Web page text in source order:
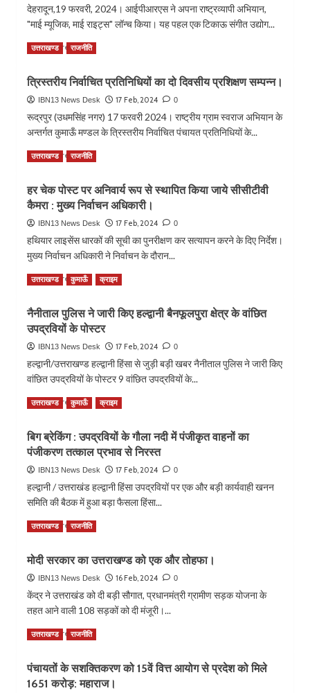
की
जन्मतिथि
में
रामलला
के
दर्शन
देहरादून,19 फरवरी, 2024। आईपीआरएस ने अपना राष्ट्रव्यापी अभियान,
"माई म्यूजिक, माई राइट्स" लॉन्च किया। यह पहल एक टिकाऊ संगीत उद्योग...
Read MoreRead
आईपीआरएस
ने
“माय
म्यूजिक,
माय
राइट्स”
अभियान
शुरू
।
उत्तराखण्ड राजनीति
त्रिस्तरीय निर्वाचित प्रतिनिधियों का दो दिवसीय प्रशिक्षण सम्पन्न।
IBN13 News Desk 17 Feb, 2024 0
रूद्रपुर (उधमसिंह नगर) 17 फरवरी 2024। राष्ट्रीय ग्राम स्वराज अभियान के
अन्तर्गत कुमाऊँ मण्डल के त्रिस्तरीय निर्वाचित पंचायत प्रतिनिधियों के...
Read MoreRead
त्रिस्तरीय
निर्वाचित
प्रतिनिधियों
दो
दिवसीय
प्रशिक्षण
सम्पन्न।
उत्तराखण्ड राजनीति
हर चेक पोस्ट पर अनिवार्य रूप से स्थापित किया जाये सीसीटीवी
कैमरा : मुख्य निर्वाचन अधिकारी।
IBN13 News Desk 17 Feb, 2024 0
हथियार लाइसेंस धारकों की सूची का पुनरीक्षण कर सत्यापन करने के दिए निर्देश।
मुख्य निर्वाचन अधिकारी ने निर्वाचन के दौरान...
Read MoreRead
हर
चेक
पोस्ट
अनिवार्य
रूप
से
स्थापित
जाये
सीसीटीवी
:
मुख्य
निर्वाचन
उत्तराखण्ड कुमाऊँ क्राइम
नैनीताल पुलिस ने जारी किए हल्द्वानी बैनफूलपुरा क्षेत्र के वांछित
उपद्रवियों के पोस्टर
IBN13 News Desk 17 Feb, 2024 0
हल्द्वानी/उत्तराखण्ड हल्द्वानी हिंसा से जुड़ी बड़ी खबर नैनीताल पुलिस ने जारी किए
वांछित उपद्रवियों के पोस्टर 9 वांछित उपद्रवियों के...
Read MoreRead
नैनीताल
पुलिस
किए
हल्द्वानी
बैनफूलपुरा
क्षेत्र
वांछित
के
पोस्टर
उत्तराखण्ड कुमाऊँ क्राइम
बिग ब्रेकिंग : उपद्रवियों के गौला नदी में पंजीकृत वाहनों का
पंजीकरण तत्काल प्रभाव से निरस्त
IBN13 News Desk 17 Feb, 2024 0
हल्द्वानी / उत्तराखंड हल्द्वानी हिंसा उपद्रवियों पर एक और बड़ी कार्यवाही खनन
समिति की बैठक में हुआ बड़ा फैसला हिंसा...
Read MoreRead
बिग
ब्रेकिंग
उपद्रवियों
के
गौला
नदी
पंजीकृत
वाहनों
उत्तराखण्ड राजनीति
मोदी सरकार का उत्तराखण्ड को एक और तोहफा।
IBN13 News Desk 16 Feb, 2024 0
केंद्र ने उत्तराखंड को दी बड़ी सौगात, प्रधानमंत्री ग्रामीण सड़क योजना के
तहत आने वाली 108 सड़कों को दी मंजूरी।...
Read MoreRead
मोदी
सरकार
उत्तराखण्ड राजनीति
पंचायतों के सशक्तिकरण को 15वें वित्त आयोग से प्रदेश को मिले
1651 करोड़: महाराज।